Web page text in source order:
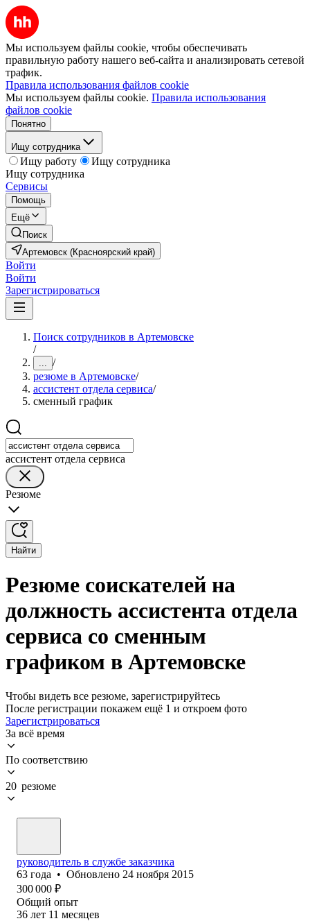
Мы используем файлы cookie, чтобы обеспечивать
правильную работу нашего веб-сайта и анализировать сетевой
трафик.
Правила использования файлов cookie
Мы используем файлы cookie. Правила использования
файлов cookie
Понятно
Ищу сотрудника
Ищу работу
Ищу сотрудника
Ищу сотрудника
Сервисы
Помощь
Ещё
Поиск
Артемовск (Красноярский край)
Войти
Войти
Зарегистрироваться
Поиск сотрудников в Артемовске
/
... /
резюме в Артемовске/
ассистент отдела сервиса/
сменный график
ассистент отдела сервиса
Резюме
Найти
Резюме соискателей на
должность ассистента отдела
сервиса со сменным
графиком в Артемовске
Чтобы видеть все резюме, зарегистрируйтесь
После регистрации покажем ещё 1 и откроем фото
Зарегистрироваться
За всё время
По соответствию
20 резюме
руководитель в службе заказчика
63 года • Обновлено 24 ноября 2015
300 000 ₽
Общий опыт
36 лет 11 месяцев